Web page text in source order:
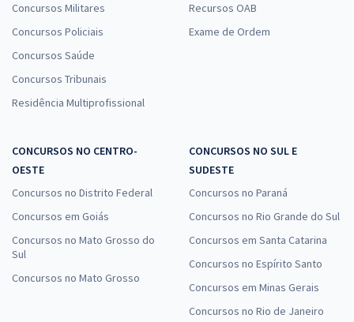
Concursos Militares
Concursos Policiais
Concursos Saúde
Concursos Tribunais
Residência Multiprofissional
Recursos OAB
Exame de Ordem
CONCURSOS NO CENTRO-
OESTE
Concursos no Distrito Federal
Concursos em Goiás
Concursos no Mato Grosso do
Sul
Concursos no Mato Grosso
CONCURSOS NO SUL E
SUDESTE
Concursos no Paraná
Concursos no Rio Grande do Sul
Concursos em Santa Catarina
Concursos no Espírito Santo
Concursos em Minas Gerais
Concursos no Rio de Janeiro